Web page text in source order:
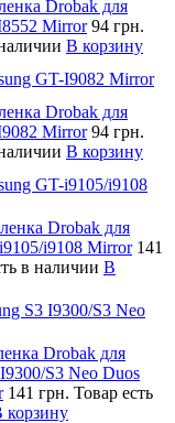
Drobak для
Mirror 94 грн.
В корзину
GT-I9082 Mirror
Drobak для
Mirror 94 грн.
В корзину
GT-i9105/i9108
Drobak для
i9108 Mirror 141
в наличии В
S3 I9300/S3 Neo
Drobak для
S3 Neo Duos
141 грн. Товар есть
корзину